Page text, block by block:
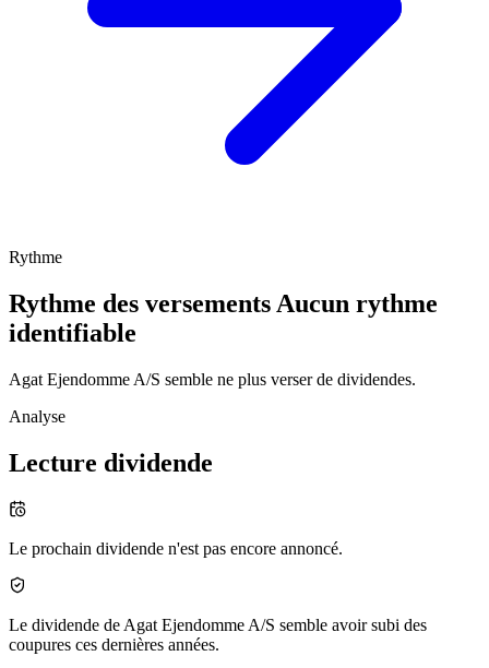
Rythme
Rythme des versements Aucun rythme
identifiable
Agat Ejendomme A/S semble ne plus verser de dividendes.
Analyse
Lecture dividende
Le prochain dividende n'est pas encore annoncé.
Le dividende de Agat Ejendomme A/S semble avoir subi des
coupures ces dernières années.